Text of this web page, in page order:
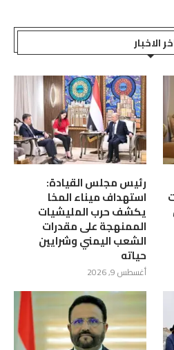
الاخبار
رئيس مجلس القيادة:
استهداف ميناء المخا
يكشف حرب المليشيات
الممنهجة على مقدرات
الشعب اليمني وشرايين
حياته
أغسطس 9, 2026